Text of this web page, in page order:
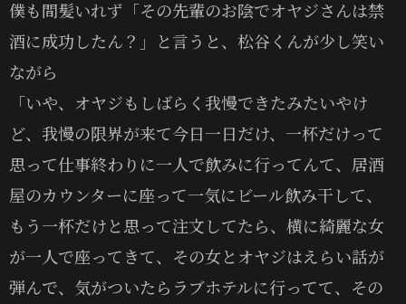
僕も間髪いれず「その先輩のお陰でオヤジさんは禁
酒に成功したん？」と言うと、松谷くんが少し笑い
ながら
「いや、オヤジもしばらく我慢できたみたいやけ
ど、我慢の限界が来て今日一日だけ、一杯だけって
思って仕事終わりに一人で飲みに行ってんて、居酒
屋のカウンターに座って一気にビール飲み干して、
もう一杯だけと思って注文してたら、横に綺麗な女
が一人で座ってきて、その女とオヤジはえらい話が
弾んで、気がついたらラブホテルに行ってて、その